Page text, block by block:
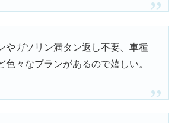
やガソリン満タン返し不要、車種
色々なプランがあるので嬉しい。